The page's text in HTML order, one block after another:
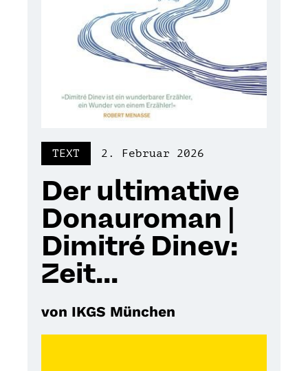
TEXT 2. Februar 2026
Der ultimative
Donauroman |
Dimitré Dinev:
Zeit...
von IKGS München